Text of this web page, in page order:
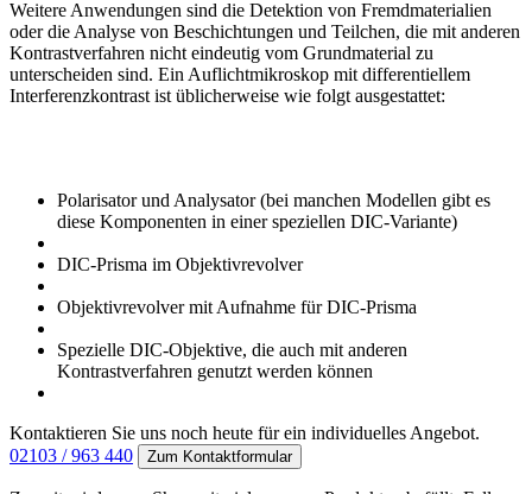
Weitere Anwendungen sind die Detektion von Fremdmaterialien
oder die Analyse von Beschichtungen und Teilchen, die mit anderen
Kontrastverfahren nicht eindeutig vom Grundmaterial zu
unterscheiden sind. Ein Auflichtmikroskop mit differentiellem
Interferenzkontrast ist üblicherweise wie folgt ausgestattet:
Polarisator und Analysator (bei manchen Modellen gibt es
diese Komponenten in einer speziellen DIC-Variante)
DIC-Prisma im Objektivrevolver
Objektivrevolver mit Aufnahme für DIC-Prisma
Spezielle DIC-Objektive, die auch mit anderen
Kontrastverfahren genutzt werden können
Kontaktieren Sie uns noch heute für ein individuelles Angebot.
02103 / 963 440
Zum Kontaktformular